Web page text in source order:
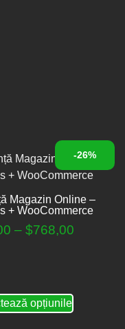
-26%
Magazin Online –
+ WooCommerce
– $768,00
opțiunile